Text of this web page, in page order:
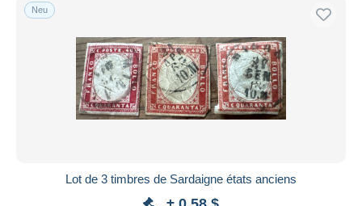
Neu
Lot de 3 timbres de Sardaigne états anciens